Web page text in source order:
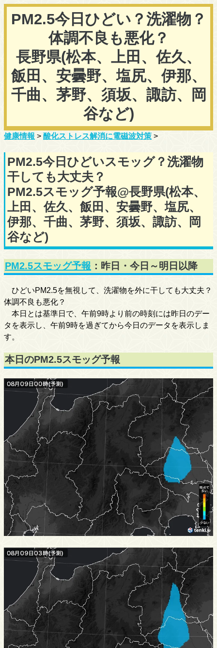
PM2.5今日ひどい？洗濯物？
体調不良も悪化？
長野県(松本、上田、佐久、
飯田、安曇野、塩尻、伊那、
千曲、茅野、須坂、諏訪、岡
谷など)
健康情報 > 酸化ストレス解消に電磁波対策 >
PM2.5今日ひどいスモッグ？洗濯物
干しても大丈夫？
PM2.5スモッグ予報@長野県(松本、
上田、佐久、飯田、安曇野、塩尻、
伊那、千曲、茅野、須坂、諏訪、岡
谷など)
PM2.5スモッグ予報 ：昨日・今日～明日以降
ひどいPM2.5を無視して、洗濯物を外に干しても大丈夫？
体調不良も悪化？
本日とは基準日で、午前9時より前の時刻には昨日のデー
タを表示し、午前9時を過ぎてから今日のデータを表示しま
す。
本日のPM2.5スモッグ予報